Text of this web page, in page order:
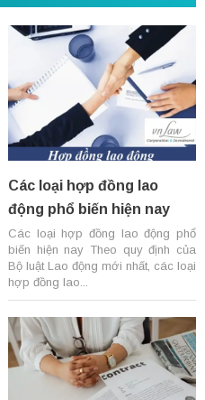
Các loại hợp đồng lao
động phổ biến hiện nay
Các loại hợp đồng lao động phổ
biến hiện nay Theo quy định của
Bộ luật Lao động mới nhất, các loại
hợp đồng lao...